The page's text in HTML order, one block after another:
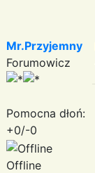
Mr.Przyjemny
Forumowicz
Pomocna dłoń:
+0/-0
Offline